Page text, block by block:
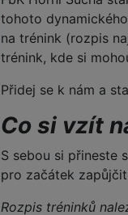
tohoto
na trénink (rozpis
trénink, kde si
Přidej se k nám a
Co si vzít
S sebou si přineste
pro začátek
Rozpis tréninků